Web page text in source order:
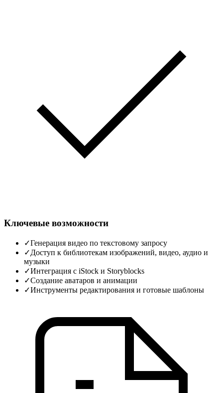
Ключевые возможности
✓Генерация видео по текстовому запросу
✓Доступ к библиотекам изображений, видео, аудио и
музыки
✓Интеграция с iStock и Storyblocks
✓Создание аватаров и анимации
✓Инструменты редактирования и готовые шаблоны